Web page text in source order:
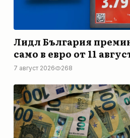
Лидл България
само в евро от 11
7 август 2026 268